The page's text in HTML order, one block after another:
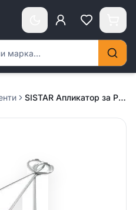
SISTAR Апликатор за PRIMER